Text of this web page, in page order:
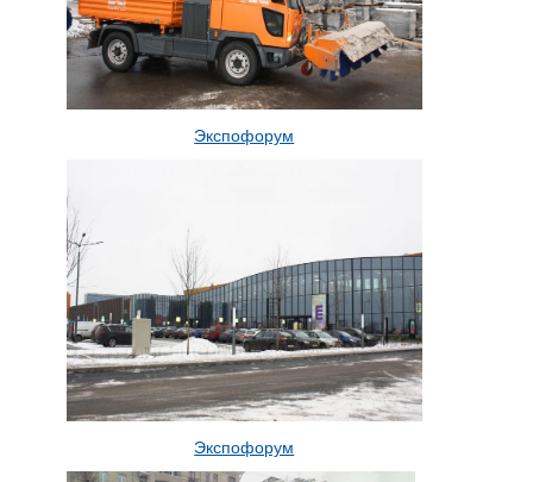
Экспофорум
Экспофорум